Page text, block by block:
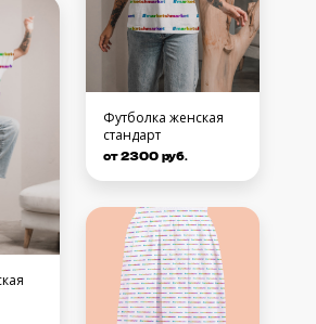
Футболка женская
стандарт
от 2300 руб.